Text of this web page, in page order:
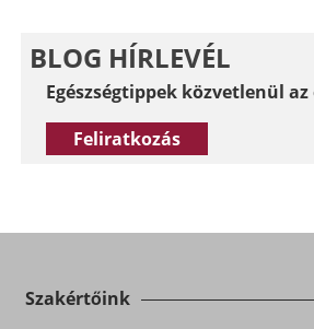
BLOG HÍRLEVÉL
Egészségtippek közvetlenül
Feliratkozás
Szakértőink